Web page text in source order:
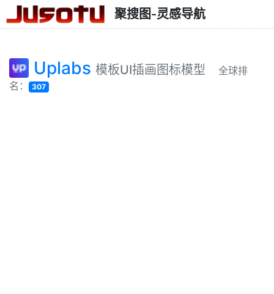
聚搜图-灵感导航
Uplabs 模板UI插画图标模型
全球排
名：
307